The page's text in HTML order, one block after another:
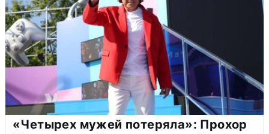
«Четырех мужей потеряла»: Прохор